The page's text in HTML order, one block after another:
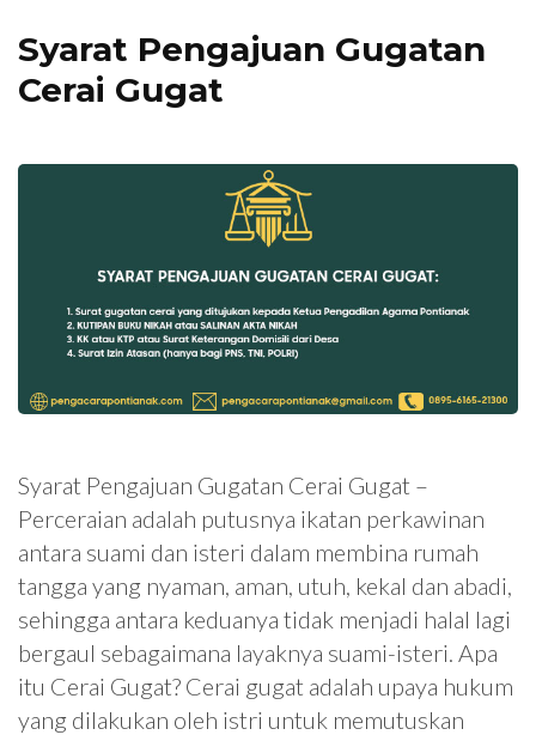
Syarat Pengajuan Gugatan
Cerai Gugat
Syarat Pengajuan Gugatan Cerai Gugat –
Perceraian adalah putusnya ikatan perkawinan
antara suami dan isteri dalam membina rumah
tangga yang nyaman, aman, utuh, kekal dan abadi,
sehingga antara keduanya tidak menjadi halal lagi
bergaul sebagaimana layaknya suami-isteri. Apa
itu Cerai Gugat? Cerai gugat adalah upaya hukum
yang dilakukan oleh istri untuk memutuskan